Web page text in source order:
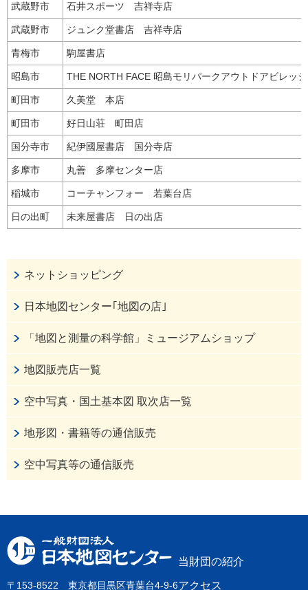
武蔵野市 石井スポーツ 吉祥寺店
武蔵野市 ジュンク堂書店 吉祥寺店
青梅市 駒屋書店
昭島市 THE NORTH FACE 昭島モリパークアウトドアビレッ
町田市 久美堂 本店
町田市 好日山荘 町田店
国分寺市 紀伊國屋書店 国分寺店
多摩市 丸善 多摩センター店
稲城市 コーチャンフォー 若葉台店
日の出町 未来屋書店 日の出店
ネットショッピング
日本地図センター｢地図の店｣
「地図と測量の科学館」ミュージアムショップ
地図販売店一覧
空中写真・国土基本図 取次店一覧
地形図・書籍等の通信販売
空中写真等の通信販売
〒153-8522 東京都目黒区青葉台4-9-6
当財団の紹介
アクセス